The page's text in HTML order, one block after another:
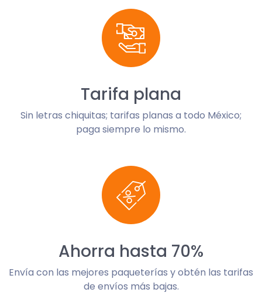
Tarifa plana
Sin letras chiquitas; tarifas planas a todo México;
paga siempre lo mismo.
Ahorra hasta 70%
Envía con las mejores paqueterías y obtén las tarifas
de envíos más bajas.